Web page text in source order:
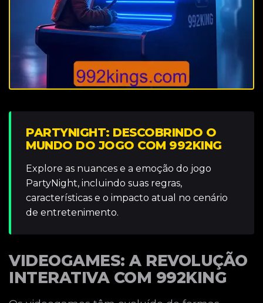
PARTYNIGHT: DESCOBRINDO O
MUNDO DO JOGO COM 992KING
Explore as nuances e a emoção do jogo
PartyNight, incluindo suas regras,
características e o impacto atual no cenário
de entretenimento.
VIDEOGAMES: A REVOLUÇÃO
INTERATIVA COM 992KING